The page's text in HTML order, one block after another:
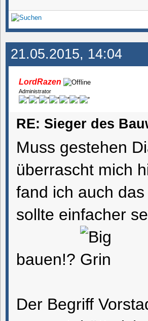
21.05.2015, 14:04
LordRazen
Administrator
RE: Sieger des
Muss gestehen
überrascht mich
fand ich auch
sollte einfacher
bauen!?
Der Begriff